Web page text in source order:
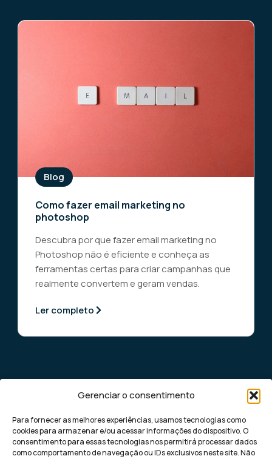
Gerenciar o consentimento
Para fornecer as melhores experiências, usamos tecnologias como
cookies para armazenar e/ou acessar informações do dispositivo. O
consentimento para essas tecnologias nos permitirá processar dados
como comportamento de navegação ou IDs exclusivos neste site. Não
Blog
Como fazer email marketing no
photoshop
Descubra por que fazer email marketing no
Photoshop não é eficiente e conheça as
ferramentas certas para criar campanhas que
realmente convertem e geram vendas.
Ler completo
Democratizando o marketing digital de